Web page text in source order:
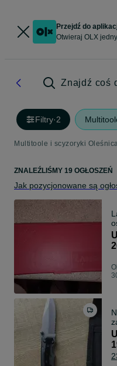
Przejdź do
Otwieraj OLX
Znajdź coś
Filtry·2
Multitoole i scyzoryki
ZNALEŹLIŚMY 19 OGŁOSZEŃ
Jak pozycjonowane są